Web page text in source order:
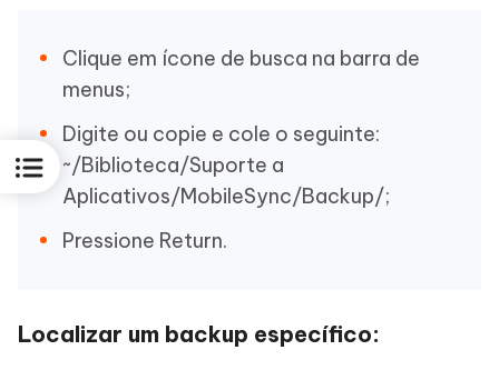
Clique em ícone de busca na barra de
menus;
Digite ou copie e cole o seguinte:
~/Biblioteca/Suporte a
Aplicativos/MobileSync/Backup/;
Pressione Return.
Localizar um backup específico: